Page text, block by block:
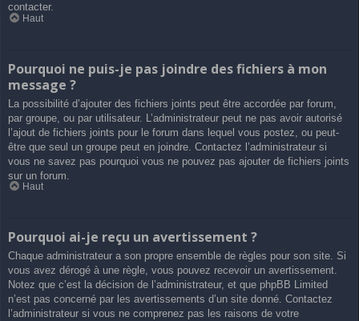
contacter.
Haut
Pourquoi ne puis-je pas joindre des fichiers à mon
message ?
La possibilité d’ajouter des fichiers joints peut être accordée par forum,
par groupe, ou par utilisateur. L’administrateur peut ne pas avoir autorisé
l’ajout de fichiers joints pour le forum dans lequel vous postez, ou peut-
être que seul un groupe peut en joindre. Contactez l’administrateur si
vous ne savez pas pourquoi vous ne pouvez pas ajouter de fichiers joints
sur un forum.
Haut
Pourquoi ai-je reçu un avertissement ?
Chaque administrateur a son propre ensemble de règles pour son site. Si
vous avez dérogé à une règle, vous pouvez recevoir un avertissement.
Notez que c’est la décision de l’administrateur, et que phpBB Limited
n’est pas concerné par les avertissements d’un site donné. Contactez
l’administrateur si vous ne comprenez pas les raisons de votre